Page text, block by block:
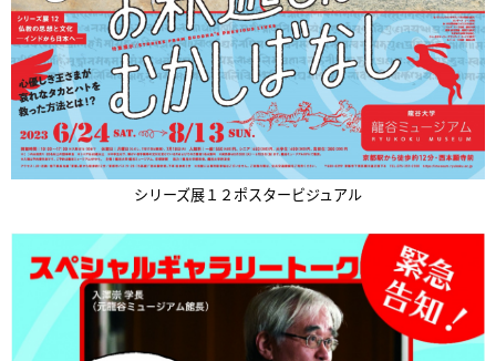
シリーズ展１２ポスタービジュアル